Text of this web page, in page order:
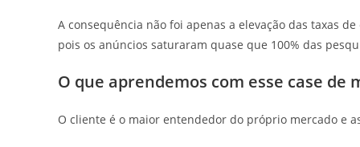
A consequência não foi apenas a elevação das taxas
pois os anúncios saturaram quase que 100% das
O que aprendemos com esse case de
O cliente é o maior entendedor do próprio mercado e